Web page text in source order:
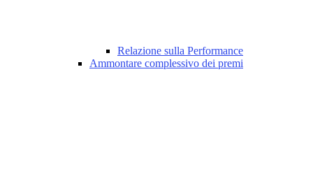
Relazione sulla Performance
Ammontare complessivo dei premi